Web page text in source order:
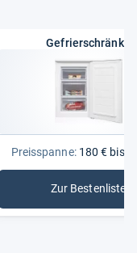
Gefrierschränke
Preisspanne:180 € bis
Zur Bestenliste
: